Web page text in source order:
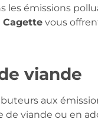
les émissions
Cagettevous
viande
aux
de viande ou en